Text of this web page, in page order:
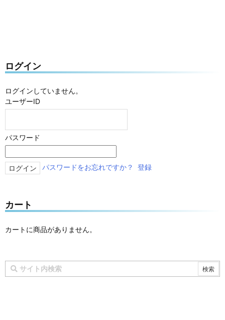
ログイン
ログインしていません。
ユーザーID
パスワード
パスワードをお忘れですか？ 登録
カート
カートに商品がありません。